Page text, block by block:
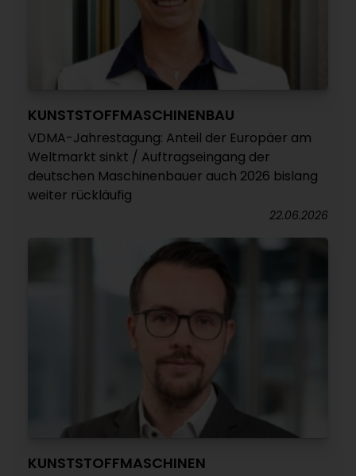
KUNSTSTOFFMASCHINENBAU
VDMA-Jahrestagung: Anteil der Europäer am
Weltmarkt sinkt / Auftragseingang der
deutschen Maschinenbauer auch 2026 bislang
weiter rückläufig
22.06.2026
KUNSTSTOFFMASCHINEN